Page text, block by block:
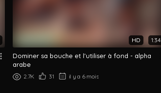
HD 1:34
Dominer sa bouche et l'utiliser à fond - alpha
arabe
2.7K 31 il y a 6 mois